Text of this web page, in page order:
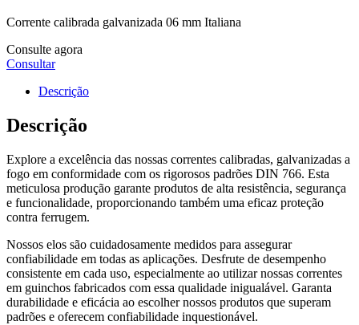
Corrente calibrada galvanizada 06 mm Italiana
Consulte agora
Consultar
Descrição
Descrição
Explore a excelência das nossas correntes calibradas, galvanizadas a
fogo em conformidade com os rigorosos padrões DIN 766. Esta
meticulosa produção garante produtos de alta resistência, segurança
e funcionalidade, proporcionando também uma eficaz proteção
contra ferrugem.
Nossos elos são cuidadosamente medidos para assegurar
confiabilidade em todas as aplicações. Desfrute de desempenho
consistente em cada uso, especialmente ao utilizar nossas correntes
em guinchos fabricados com essa qualidade inigualável. Garanta
durabilidade e eficácia ao escolher nossos produtos que superam
padrões e oferecem confiabilidade inquestionável.